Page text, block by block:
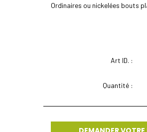
Ordinaires ou nickelées bouts
Art ID. :
Quantité :